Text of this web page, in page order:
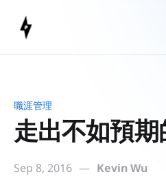
content
職涯管理
走出不如預
Sep 8, 2016 — Kevin Wu